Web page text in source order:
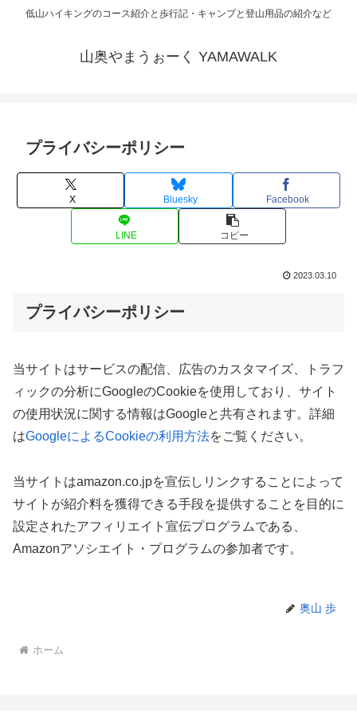
低山ハイキングのコース紹介と歩行記・キャンプと登山用品の紹介など
山奥やまうぉーく YAMAWALK
プライバシーポリシー
X Bluesky Facebook
LINE コピー
2023.03.10
プライバシーポリシー
当サイトはサービスの配信、広告のカスタマイズ、トラフ
ィックの分析にGoogleのCookieを使用しており、サイト
の使用状況に関する情報はGoogleと共有されます。詳細
はGoogleによるCookieの利用方法をご覧ください。
当サイトはamazon.co.jpを宣伝しリンクすることによって
サイトが紹介料を獲得できる手段を提供することを目的に
設定されたアフィリエイト宣伝プログラムである、
Amazonアソシエイト・プログラムの参加者です。
奥山 歩
ホーム